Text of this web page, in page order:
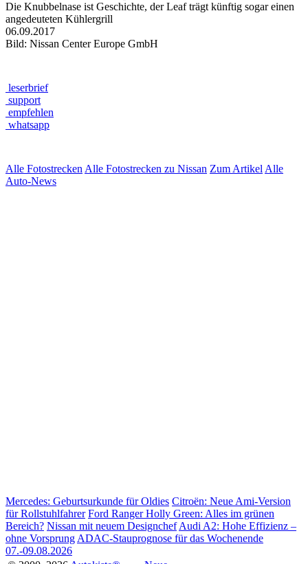
Die Knubbelnase ist Geschichte, der Leaf trägt künftig sogar einen
angedeuteten Kühlergrill
06.09.2017
Bild: Nissan Center Europe GmbH
leserbrief
support
empfehlen
whatsapp
Alle Fotostrecken Alle Fotostrecken zu Nissan Zum Artikel Alle
Auto-News
Mercedes: Geburtsurkunde für Oldies Citroën: Neue Ami-Version
für Rollstuhlfahrer Ford Ranger Holly Green: Alles im grünen
Bereich? Nissan mit neuem Designchef Audi A2: Hohe Effizienz –
ohne Vorsprung ADAC-Stauprognose für das Wochenende
07.-09.08.2026